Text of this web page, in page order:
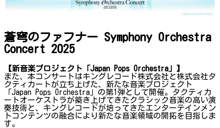
蒼穹のファフナー Symphony Orchestra
Concert 2025
【新音楽プロジェクト「Japan Pops Orchestra」】
また、本コンサートはキングレコード株式会社と株式会社タ
クティカートが立ち上げた、新たな音楽プロジェクト
「Japan Pops Orchestra」の第1弾として開催。タクティカ
ートオーケストラが築き上げてきたクラシック音楽の高い演
奏技術と、キングレコードが培ってきたエンターテインメン
トコンテンツの融合により新たな音楽領域の開拓を目指しま
す。